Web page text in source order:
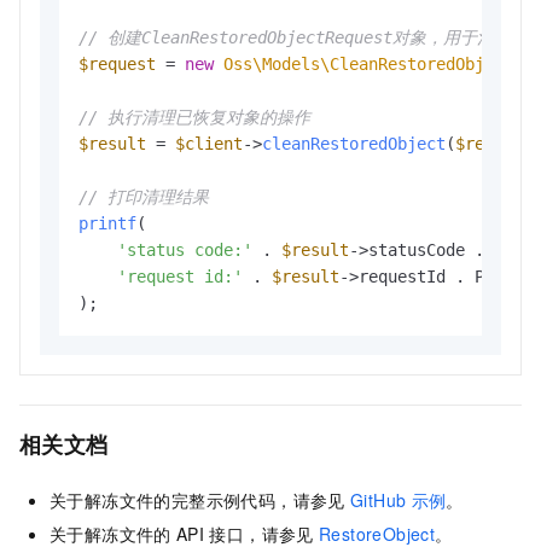
// 创建CleanRestoredObjectRequest对象，用于清理已恢
$request = new
// 执行清理已恢复对象的操作
$result = $client->cleanRestoredObject ($request
// 打印清理结果
printf(
'status code:'
. $result->statusCode .
'request id:'
. $result->requestId .
相关文档
关于解冻文件的完整示例代码，请参见 GitHub 示例。
关于解冻文件的 API 接口，请参见 RestoreObject。